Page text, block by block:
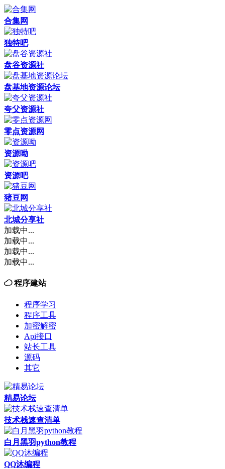
合集网
独特吧
盘谷资源社
盘基地资源论坛
夸父资源社
零点资源网
资源呦
资源吧
猪豆网
北城分享社
加载中...
加载中...
加载中...
加载中...
程序建站
程序学习
程序工具
加密解密
Api接口
站长工具
源码
其它
精易论坛
技术栈速查清单
白月黑羽python教程
QQ沐编程